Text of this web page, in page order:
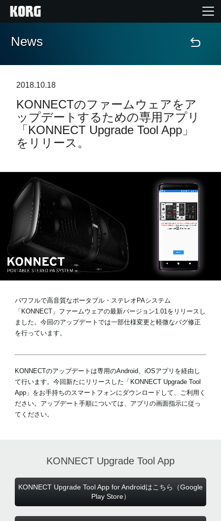
Home
Import Products
Features
Support
Store Locator
News
About KORG
News
2018.10.18
KONNECTのファームウェアをア
ップデートするための専用アプリ
「KONNECT Upgrade Tool App」
をリリース。
パワフルで高音質なポータブル・ステレオPAシステム
「KONNECT」ファームウェアの最新バージョン1.01をリリースし
ました。今回のアップデートでは一部仕様変更と軽微なバグ修正
を行っています。
KONNECTのアップデートは専用のAndroid、iOSアプリを経由し
て行います。今回新たにリリースした「KONNECT Upgrade Tool
App」をお手持ちのスマートフォンにダウンロードして、ご利用く
ださい。アップデート手順については、アプリの画面指示に従っ
てください。
KONNECT Upgrade Tool App
KONNECT Upgrade Tool App for Androidはこちら（Google
Play Store）